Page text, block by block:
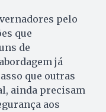
pelo
que
de
já
que outras
ainda precisam
aos